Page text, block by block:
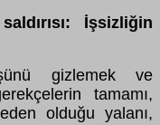
İşsizliğin
gizlemek ve
tamamı,
olduğu yalanı,